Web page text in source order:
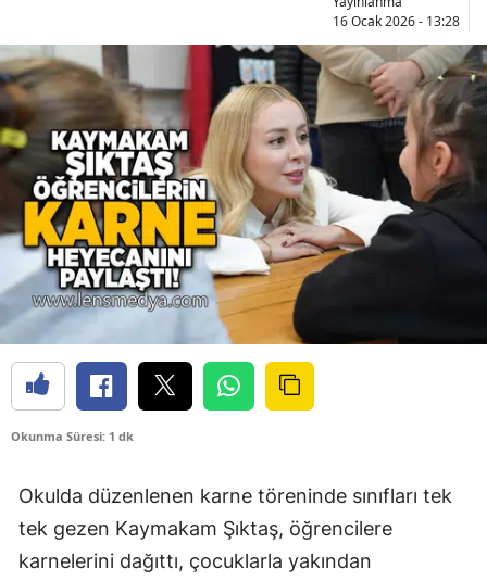
16 Ocak 2026 - 13:28
Okunma Süresi: 1 dk
Okulda düzenlenen karne töreninde sınıfları tek
tek gezen Kaymakam Şıktaş, öğrencilere
karnelerini dağıttı, çocuklarla yakından